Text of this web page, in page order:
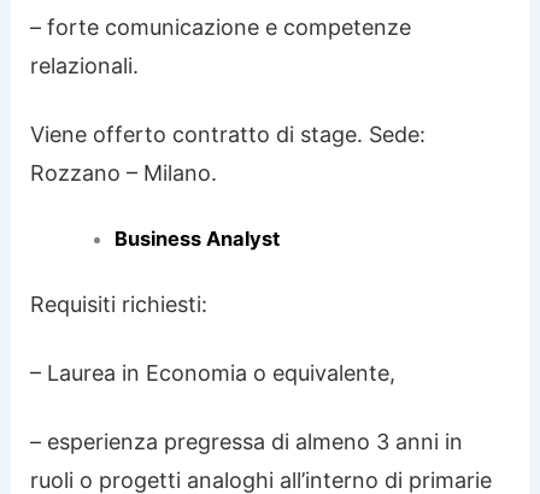
– forte comunicazione e competenze
relazionali.
Viene offerto contratto di stage. Sede:
Rozzano – Milano.
Business Analyst
Requisiti richiesti:
– Laurea in Economia o equivalente,
– esperienza pregressa di almeno 3 anni in
ruoli o progetti analoghi all’interno di primarie